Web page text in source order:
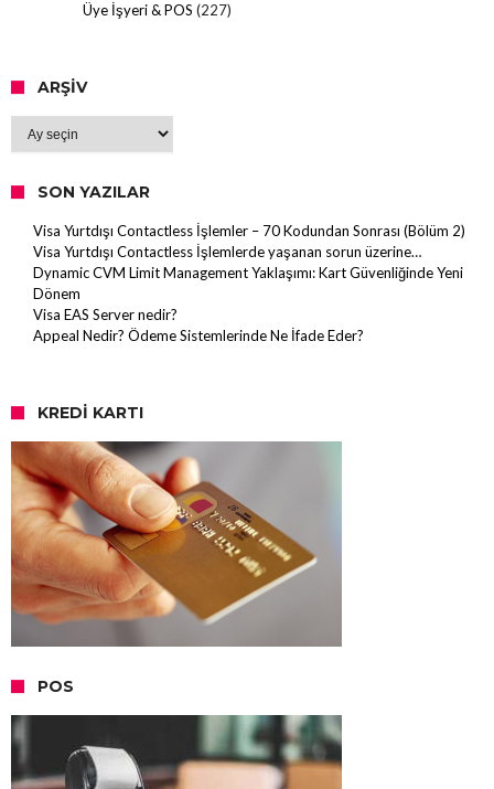
Üye İşyeri & POS (227)
ARŞIV
Arşiv
SON YAZILAR
Visa Yurtdışı Contactless İşlemler – 70 Kodundan Sonrası (Bölüm 2)
Visa Yurtdışı Contactless İşlemlerde yaşanan sorun üzerine…
Dynamic CVM Limit Management Yaklaşımı: Kart Güvenliğinde Yeni
Dönem
Visa EAS Server nedir?
Appeal Nedir? Ödeme Sistemlerinde Ne İfade Eder?
KREDI KARTI
POS